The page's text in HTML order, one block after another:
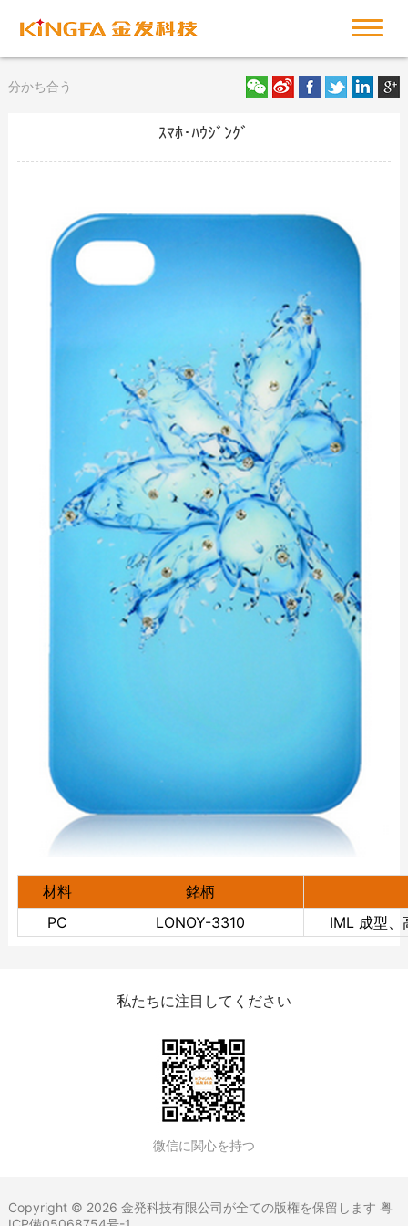
分かち合う
ｽﾏﾎ･ﾊｳｼﾞﾝｸﾞ
材料
銘柄
PC
LONOY-3310 IML 成型、
私たちに注目してください
微信に関心を持つ
Copyright © 2026 金発科技有限公司が全ての版権を保留します 粤